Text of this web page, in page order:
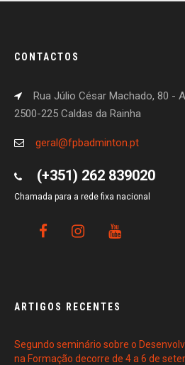
CONTACTOS
Rua Júlio César Machado, 80 -
2500-225 Caldas da Rainha
geral@fpbadminton.pt
(+351) 262 839020
Chamada para a rede fixa nacional
ARTIGOS RECENTES
Segundo seminário sobre o
na Formação decorre de 4 a 6 de